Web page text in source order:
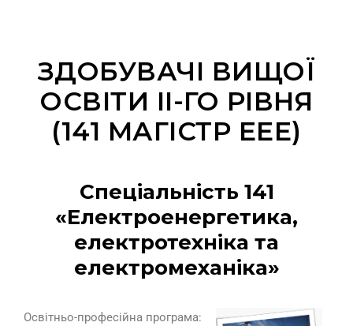
ЗДОБУВАЧІ ВИЩОЇ
ОСВІТИ ІІ-ГО РІВНЯ
(141 МАГІСТР ЕЕЕ)
Спеціальність 141
«Електроенергетика,
електротехніка та
електромеханіка»
Освітньо-професійна програма: